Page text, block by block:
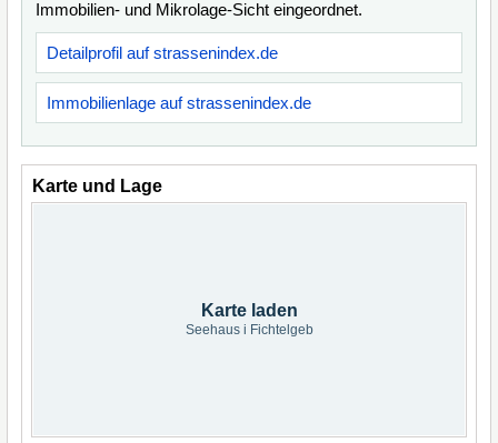
Immobilien- und Mikrolage-Sicht eingeordnet.
Detailprofil auf strassenindex.de
Immobilienlage auf strassenindex.de
Karte und Lage
Karte laden
Seehaus i Fichtelgeb